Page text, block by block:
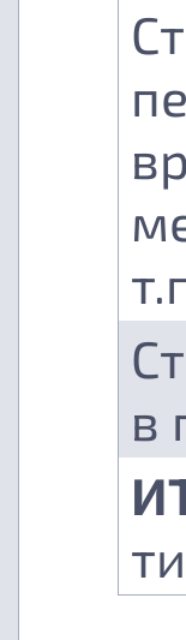
в